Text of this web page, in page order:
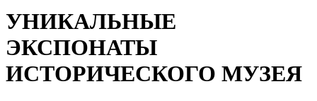
УНИКАЛЬНЫЕ
ЭКСПОНАТЫ
ИСТОРИЧЕСКОГО МУЗЕЯ